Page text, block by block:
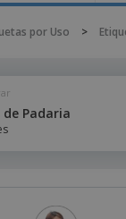
por Uso >
Padaria